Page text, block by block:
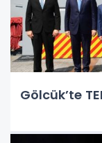
Gölcük’te